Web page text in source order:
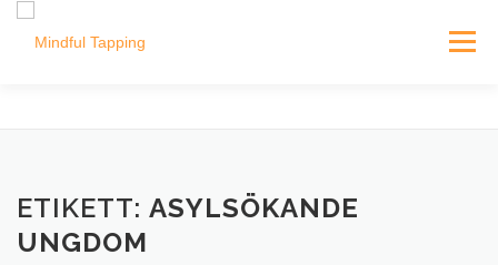
Meny
OM OSS BLOGG
ETIKETT: ASYLSÖKANDE
UNGDOM